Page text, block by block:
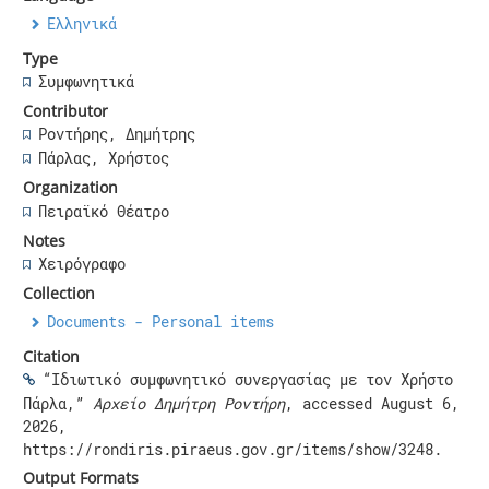
Ελληνικά
Type
Συμφωνητικά
Contributor
Ροντήρης, Δημήτρης
Πάρλας, Χρήστος
Organization
Πειραϊκό Θέατρο
Notes
Χειρόγραφο
Collection
Documents - Personal items
Citation
“Ιδιωτικό συμφωνητικό συνεργασίας με τον Χρήστο
Πάρλα,” Αρχείο Δημήτρη Ροντήρη, accessed August 6,
2026,
https://rondiris.piraeus.gov.gr/items/show/3248.
Output Formats